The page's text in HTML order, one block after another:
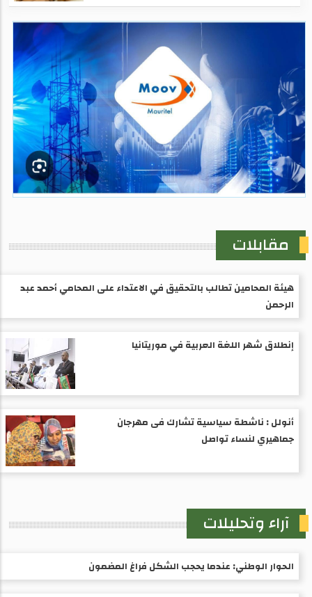
مقابلات
هيئة المحامين تطالب بالتحقيق في الاعتداء على المحامي أحمد عبد
الرحمن
إنطلاق شهر اللغة العربية في موريتانيا
أنولل : ناشطة سياسية تشارك فى مهرجان
جماهيري لنساء تواصل
آراء وتحليلات
الحوار الوطني: عندما يحجب الشكل فراغ المضمون